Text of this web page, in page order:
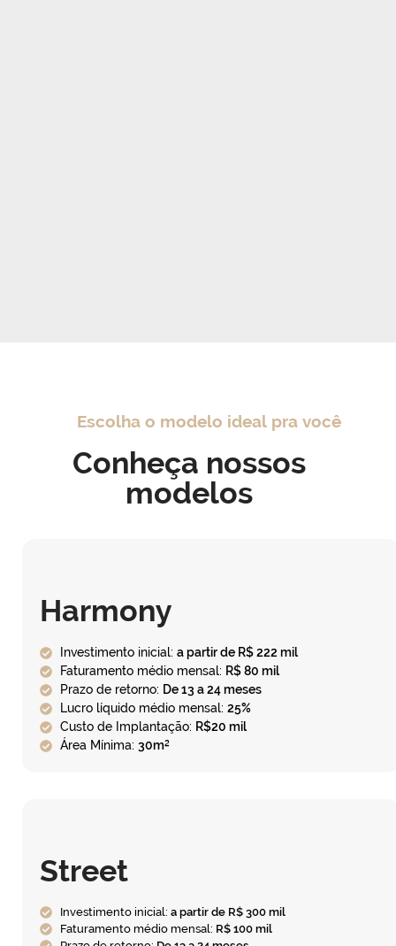
Escolha o modelo ideal pra você
Conheça nossos
modelos
Harmony
Investimento inicial: a partir de R$ 222 mil
Faturamento médio mensal: R$ 80 mil
Prazo de retorno: De 13 a 24 meses
Lucro líquido médio mensal: 25%
Custo de Implantação: R$20 mil
Área Mínima: 30m²
Street
Investimento inicial: a partir de R$ 300 mil
Faturamento médio mensal: R$ 100 mil